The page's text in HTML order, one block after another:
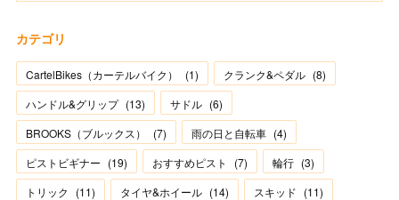
カテゴリ
CartelBikes（カーテルバイク） (1) クランク&ペダル (8)
ハンドル&グリップ (13) サドル (6)
BROOKS（ブルックス）
(7) 雨の日と自転車 (4)
ピストビギナー (19) おすすめピスト (7) 輪行 (3)
トリック
(11) タイヤ&ホイール (14) スキッド (11)